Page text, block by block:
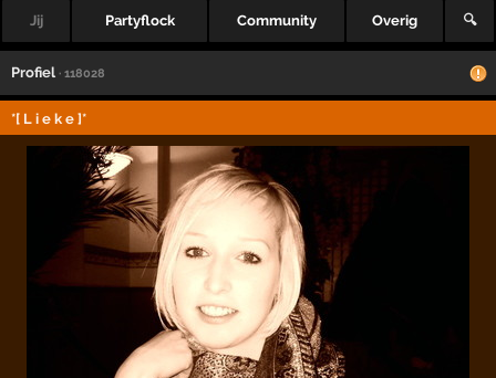
Jij Partyflock Community Overig 🔍
Profiel · 118028
*[ L i e k e ]*